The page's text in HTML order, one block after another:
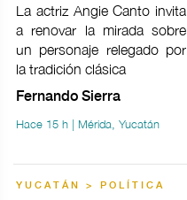
La actriz Angie Canto invita
a renovar la mirada sobre
un personaje relegado por
la tradición clásica
Fernando Sierra
Hace 15 h | Mérida, Yucatán
YUCATÁN > POLÍTICA